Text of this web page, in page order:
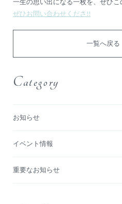
一生の思い出になる一枚を、ぜひこ
ぜひお問い合わせくださ!!
一覧へ戻る
Category
お知らせ
イベント情報
重要なお知らせ